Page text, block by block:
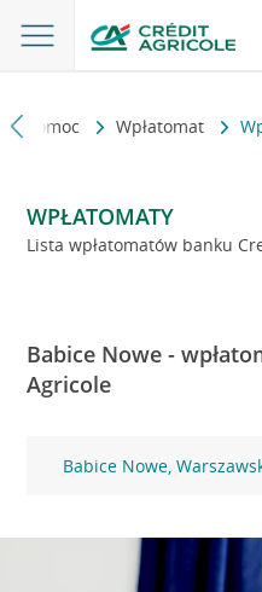
i pomoc Wpłatomat
WPŁATOMATY
Lista wpłatomatów banku
Babice Nowe -
Agricole
Babice Nowe,